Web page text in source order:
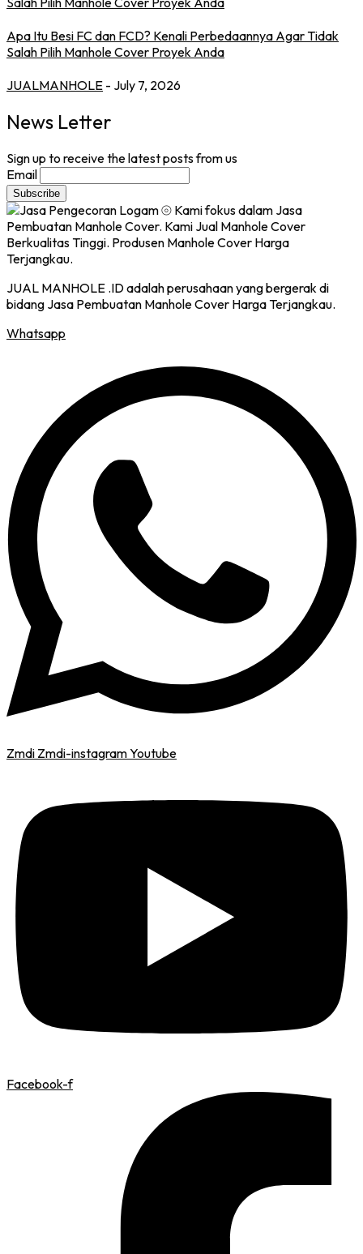
Apa Itu Besi FC dan FCD? Kenali Perbedaannya Agar Tidak
Salah Pilih Manhole Cover Proyek Anda
JUALMANHOLE - July 7, 2026
News Letter
Sign up to receive the latest posts from us
Email
JUAL MANHOLE .ID adalah perusahaan yang bergerak di
bidang Jasa Pembuatan Manhole Cover Harga Terjangkau.
Whatsapp
Zmdi Zmdi-instagramYoutube
Facebook-f